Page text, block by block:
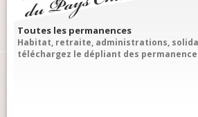
Toutes les permanences
Habitat, retraite, administrations,
téléchargez le dépliant des